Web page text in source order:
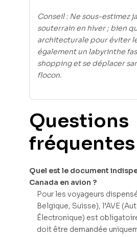
Conseil : Ne sous-estimez
souterrain en hiver ; bien
architecturale pour éviter
également un labyrinthe
shopping et se déplacer
flocon.
Questions
fréquentes
Quel est le document
Canada en avion ?
Pour les voyageurs
Belgique, Suisse), l’AVE
Électronique) est
doit être demandée